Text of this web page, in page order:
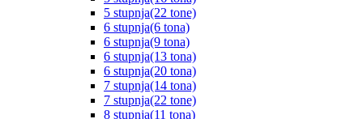
5 stupnja(22 tone)
6 stupnja(6 tona)
6 stupnja(9 tona)
6 stupnja(13 tona)
6 stupnja(20 tona)
7 stupnja(14 tona)
7 stupnja(22 tone)
8 stupnja(11 tona)